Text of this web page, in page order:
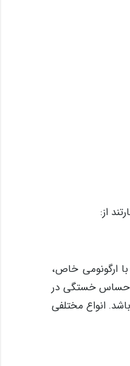
از:
ارگونومی خاص،
احساس خستگی در
انواع مختلفی